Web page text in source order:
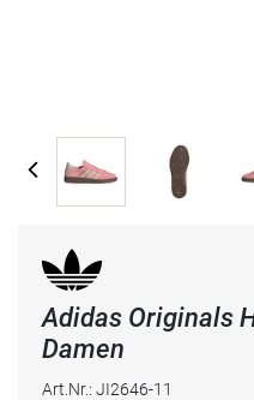
Adidas Originals
Damen
Art.Nr.: JI2646-11